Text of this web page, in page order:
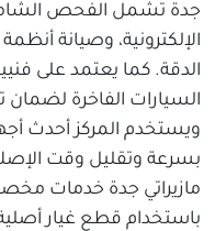
جدة تشمل الفحص
الإلكترونية، وصيانة
الدقة. كما يعتمد على
السيارات الفاخرة
ويستخدم المركز أحدث
بسرعة وتقليل وقت
مازيراتي جدة خدمات
باستخدام قطع غيار